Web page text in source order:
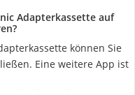
Adapterkassette auf
können Sie
Eine weitere App ist